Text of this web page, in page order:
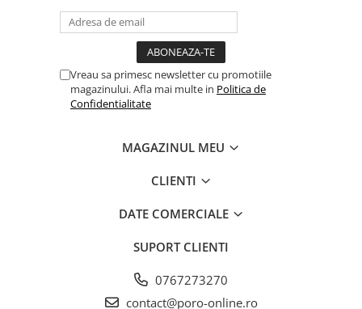
Vreau sa primesc newsletter cu promotiile
magazinului. Afla mai multe in Politica de
Confidentialitate
MAGAZINUL MEU
CLIENTI
DATE COMERCIALE
SUPORT CLIENTI
0767273270
contact@poro-online.ro